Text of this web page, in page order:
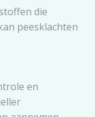
die
peesklachten
en